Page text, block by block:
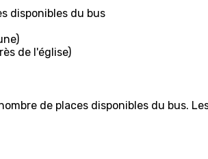
disponibles du bus
de l'église)
de places disponibles du bus.